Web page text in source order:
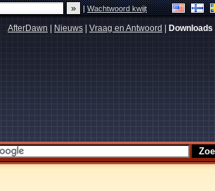
|Wachtwoord kwijt
AfterDawn Nieuws Vraag en Antwoord Downloads